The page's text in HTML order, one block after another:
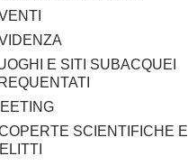
E SITI SUBACQUEI
SCIENTIFICHE E